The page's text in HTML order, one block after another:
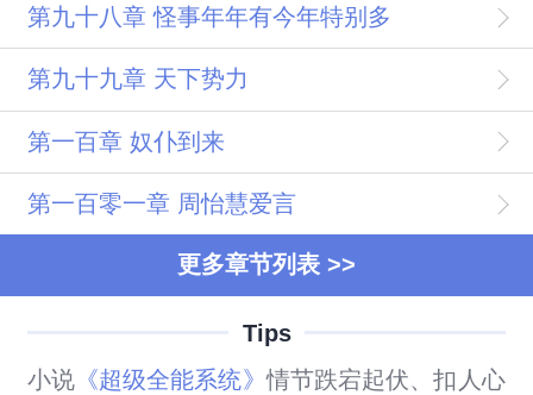
第九十八章 怪事年年有今年特别多
第九十九章 天下势力
第一百章 奴仆到来
第一百零一章 周怡慧爱言
更多章节列表 >>
Tips
小说《超级全能系统》情节跌宕起伏、扣人心